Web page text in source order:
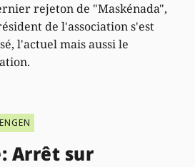
rejeton de "Maskénada",
de l'association s'est
l'actuel mais aussi le
Arrêt sur